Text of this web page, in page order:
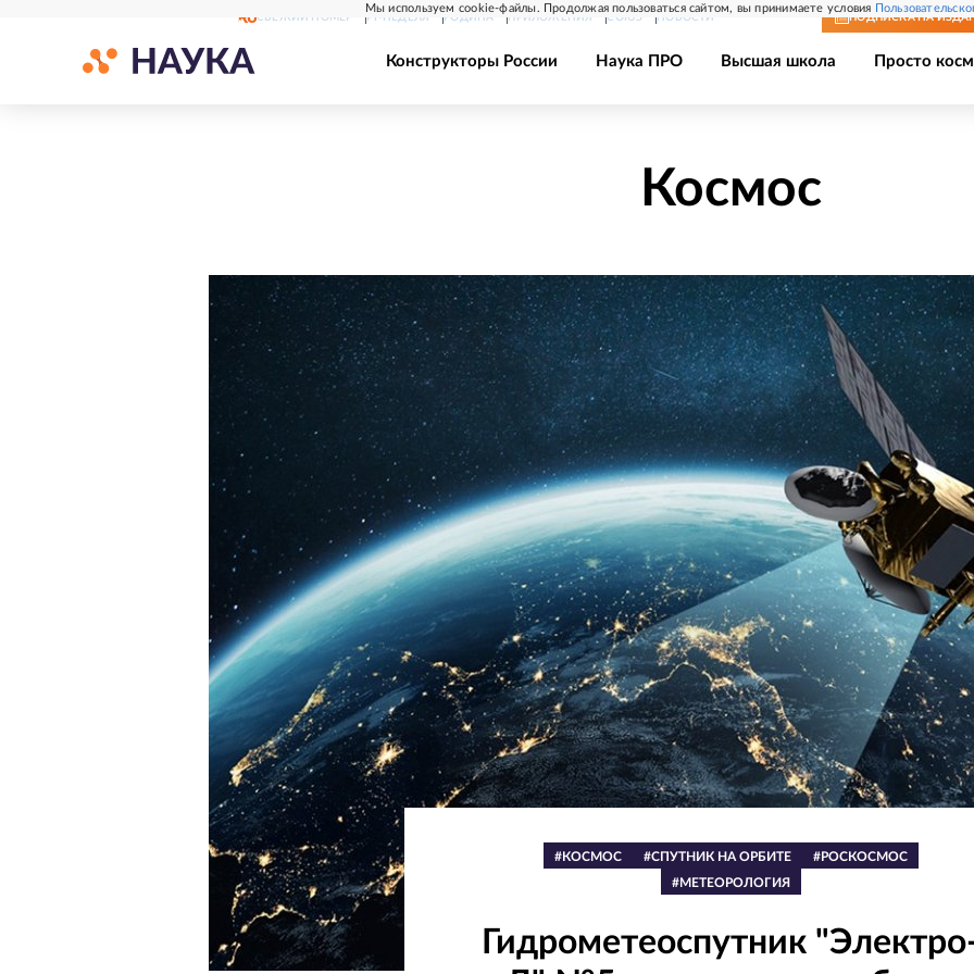
Мы используем cookie-файлы. Продолжая пользоваться сайтом, вы принимаете условия
СВЕЖИЙ НОМЕР РГ-НЕДЕЛЯ РОДИНА ПРИЛОЖЕНИЯ СОЮЗ НОВОСТИ ПОДПИСКА НА
Конструкторы России Наука ПРО Высшая школа Просто
Космос
#КОСМОС #СПУТНИК НА ОРБИТЕ
#РОСКОСМОС
#МЕТЕОРОЛОГИЯ
Гидрометеоспутник